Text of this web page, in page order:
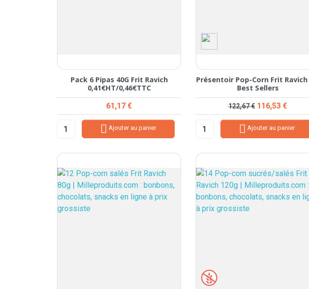
Pack 6 Pipas 40G Frit Ravich
0,41€HT/0,46€TTC
Prix
61,17 €
 Ajouter au panier
Présentoir Pop-Corn Frit Ravich
Best Sellers
Prix de base
122,67 € Prix
116,53 €
 Ajouter au panier